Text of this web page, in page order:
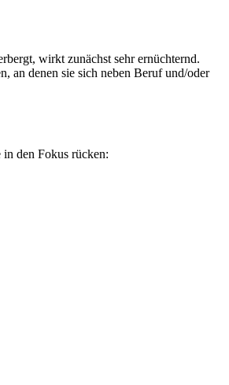
wirkt zunächst sehr ernüchternd.
an denen sie sich neben Beruf und/oder
den Fokus rücken: